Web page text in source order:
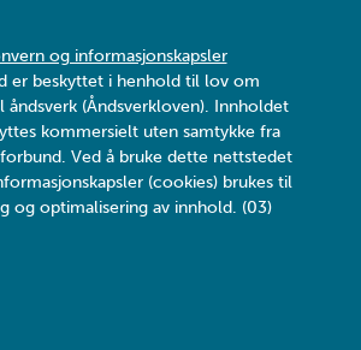
og informasjonskapsler
er beskyttet i henhold til lov om
åndsverk (Åndsverkloven). Innholdet
kommersielt uten samtykke fra
Ved å bruke dette nettstedet
(cookies) brukes til
og optimalisering av innhold. (03)